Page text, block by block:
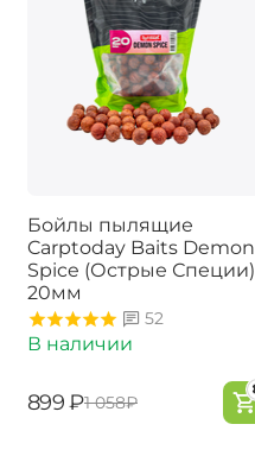
Бойлы пылящие
Carptoday Baits Demon
Spice (Острые Специи)
20мм
52
В наличии
‍899‍ ₽‍1 058‍₽